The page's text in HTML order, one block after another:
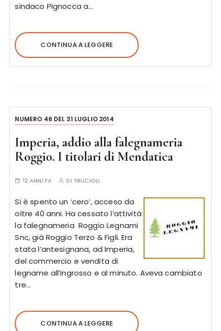
sindaco Pignocca a…
CONTINUA A LEGGERE
NUMERO 46 DEL 31 LUGLIO 2014
Imperia, addio alla falegnameria
Roggio. I titolari di Mendatica
12 ANNI FA DI TRUCIOLI
Si è spento un ‘cero’, acceso da
oltre 40 anni. Ha cessato l’attività
la falegnameria Roggio Legnami
Snc, già Roggio Terzo & Figli. Era
stata l’antesignana, ad Imperia,
del commercio e vendita di
legname all’ingrosso e al minuto. Aveva cambiato
tre…
CONTINUA A LEGGERE